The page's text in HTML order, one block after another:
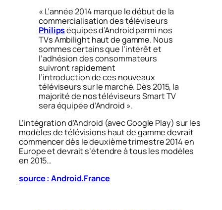
« L’année 2014 marque le début de la
commercialisation des téléviseurs
Philipséquipés d’Android parmi nos
TVs Ambilight haut de gamme. Nous
sommes certains que l’intérêt et
l’adhésion des consommateurs
suivront rapidement
l’introduction de ces nouveaux
téléviseurs sur le marché. Dès 2015, la
majorité de nos téléviseurs Smart TV
sera équipée d’Android ».
L’intégration d’Android (avec Google Play) sur les
modèles de télévisions haut de gamme devrait
commencer dès le deuxième trimestre 2014 en
Europe et devrait s’étendre à tous les modèles
en 2015…
source : Android.France